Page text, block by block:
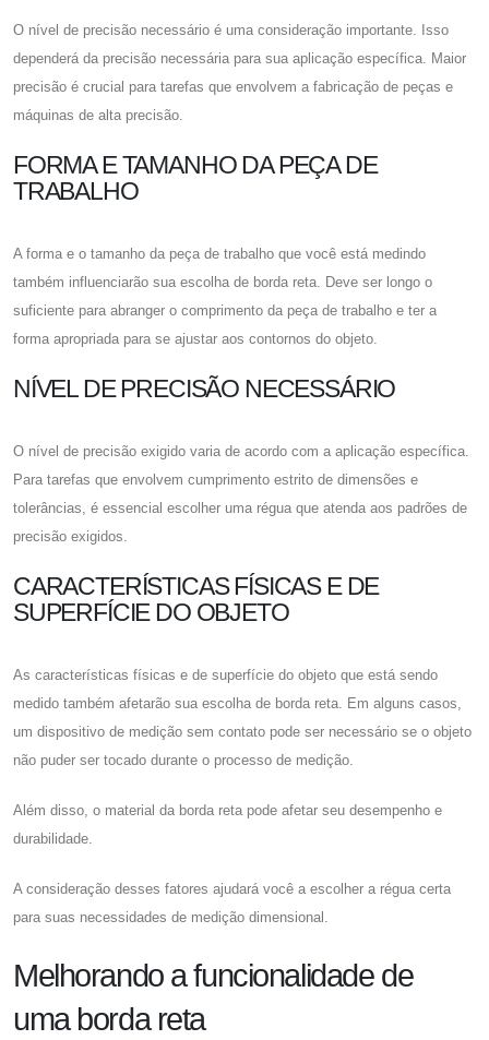
O nível de precisão necessário é uma consideração importante. Isso
dependerá da precisão necessária para sua aplicação específica. Maior
precisão é crucial para tarefas que envolvem a fabricação de peças e
máquinas de alta precisão.
FORMA E TAMANHO DA PEÇA DE
TRABALHO
A forma e o tamanho da peça de trabalho que você está medindo
também influenciarão sua escolha de borda reta. Deve ser longo o
suficiente para abranger o comprimento da peça de trabalho e ter a
forma apropriada para se ajustar aos contornos do objeto.
NÍVEL DE PRECISÃO NECESSÁRIO
O nível de precisão exigido varia de acordo com a aplicação específica.
Para tarefas que envolvem cumprimento estrito de dimensões e
tolerâncias, é essencial escolher uma régua que atenda aos padrões de
precisão exigidos.
CARACTERÍSTICAS FÍSICAS E DE
SUPERFÍCIE DO OBJETO
As características físicas e de superfície do objeto que está sendo
medido também afetarão sua escolha de borda reta. Em alguns casos,
um dispositivo de medição sem contato pode ser necessário se o objeto
não puder ser tocado durante o processo de medição.
Além disso, o material da borda reta pode afetar seu desempenho e
durabilidade.
A consideração desses fatores ajudará você a escolher a régua certa
para suas necessidades de medição dimensional.
Melhorando a funcionalidade de
uma borda reta